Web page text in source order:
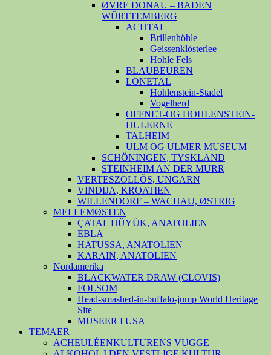
ØVRE DONAU – BADEN
WÜRTTEMBERG
ACHTAL
Brillenhöhle
Geissenklösterlee
Hohle Fels
BLAUBEUREN
LONETAL
Hohlenstein-Stadel
Vogelherd
OFFNET-OG HOHLENSTEIN-
HULERNE
TALHEIM
ULM OG ULMER MUSEUM
SCHÖNINGEN, TYSKLAND
STEINHEIM AN DER MURR
VERTESZÖLLÖS, UNGARN
VINDIJA, KROATIEN
WILLENDORF – WACHAU, ØSTRIG
MELLEMØSTEN
ÇATAL HÜYÜK, ANATOLIEN
EBLA
HATUSSA, ANATOLIEN
KARAIN, ANATOLIEN
Nordamerika
BLACKWATER DRAW (CLOVIS)
FOLSOM
Head-smashed-in-buffalo-jump World Heritage
Site
MUSEER I USA
TEMAER
ACHEULÉENKULTURENS VUGGE